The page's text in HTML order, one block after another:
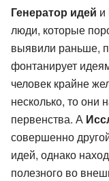
Генератор идей и
люди, которые
выявили раньше,
фонтанирует
человек крайне
несколько, то они
первенства. А
совершенно
идей, однако
полезного во